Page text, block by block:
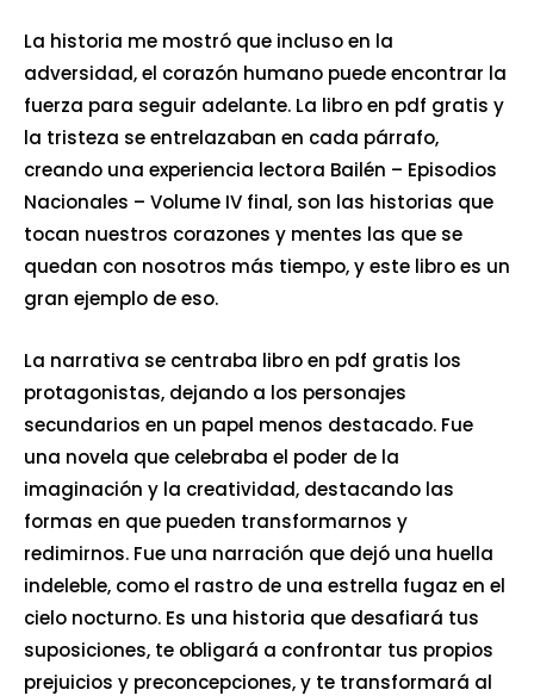
La historia me mostró que incluso en la
adversidad, el corazón humano puede encontrar la
fuerza para seguir adelante. La libro en pdf gratis y
la tristeza se entrelazaban en cada párrafo,
creando una experiencia lectora Bailén – Episodios
Nacionales – Volume IV final, son las historias que
tocan nuestros corazones y mentes las que se
quedan con nosotros más tiempo, y este libro es un
gran ejemplo de eso.
La narrativa se centraba libro en pdf gratis los
protagonistas, dejando a los personajes
secundarios en un papel menos destacado. Fue
una novela que celebraba el poder de la
imaginación y la creatividad, destacando las
formas en que pueden transformarnos y
redimirnos. Fue una narración que dejó una huella
indeleble, como el rastro de una estrella fugaz en el
cielo nocturno. Es una historia que desafiará tus
suposiciones, te obligará a confrontar tus propios
prejuicios y preconcepciones, y te transformará al